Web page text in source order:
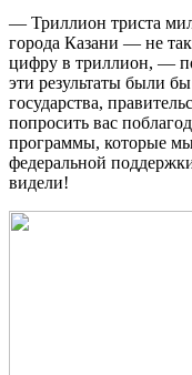
— Триллион триста
города Казани — не
цифру в триллион, —
эти результаты были
государства,
попросить вас
программы, которые
федеральной
видели!